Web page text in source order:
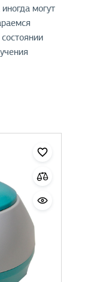
могут